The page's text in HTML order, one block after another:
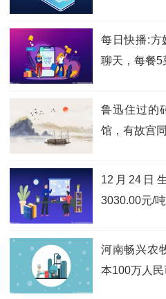
每日快播:方
聊天，每餐5
鲁迅住过的
馆，有故宫
12月24日
3030.00元/吨
河南畅兴农
本100万人民